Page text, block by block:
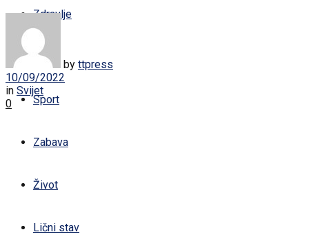
Zdravlje
Žena
Sport
Zabava
Život
Lični stav
by ttpress
10/09/2022
in Svijet
0